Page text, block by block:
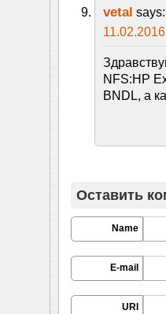
vetal says:
NFS:HP
BNDL, а
Оставить
Name
E-mail
URI